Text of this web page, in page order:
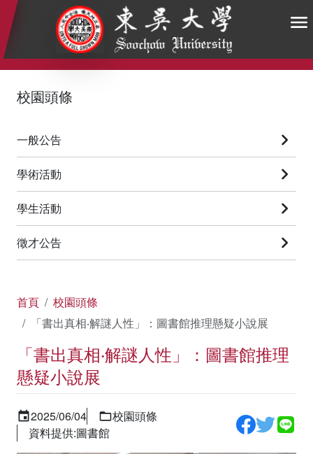
:::
校園頭條
一般公告
學術活動
學生活動
徵才公告
首頁
校園頭條
「書出真相‧解謎人性」：圖書館推理懸疑小說展
「書出真相‧解謎人性」：圖書館推理
懸疑小說展
2025/06/04
校園頭條
資料提供:圖書館